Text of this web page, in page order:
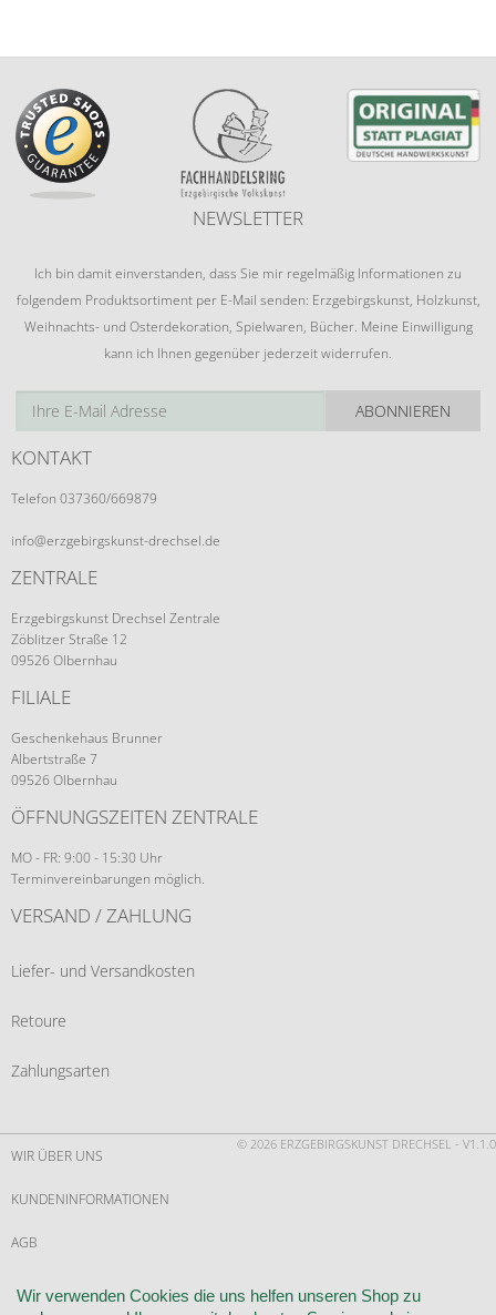
NEWSLETTER
Ich bin damit einverstanden, dass Sie mir regelmäßig Informationen zu
folgendem Produktsortiment per E-Mail senden: Erzgebirgskunst, Holzkunst,
Weihnachts- und Osterdekoration, Spielwaren, Bücher. Meine Einwilligung
kann ich Ihnen gegenüber jederzeit widerrufen.
ABONNIEREN
KONTAKT
Telefon 037360/669879
info@erzgebirgskunst-drechsel.de
ZENTRALE
Erzgebirgskunst Drechsel Zentrale
Zöblitzer Straße 12
09526 Olbernhau
FILIALE
Geschenkehaus Brunner
Albertstraße 7
09526 Olbernhau
ÖFFNUNGSZEITEN ZENTRALE
MO - FR: 9:00 - 15:30 Uhr
Terminvereinbarungen möglich.
VERSAND / ZAHLUNG
Liefer- und Versandkosten
Retoure
Zahlungsarten
© 2026 ERZGEBIRGSKUNST DRECHSEL - V1.1.0
WIR ÜBER UNS
KUNDENINFORMATIONEN
AGB
WIDERRUF
Wir verwenden Cookies die uns helfen unseren Shop zu